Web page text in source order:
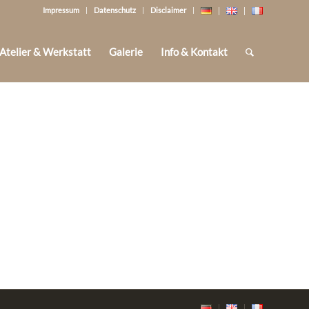
Impressum Datenschutz Disclaimer
Atelier & Werkstatt Galerie Info & Kontakt